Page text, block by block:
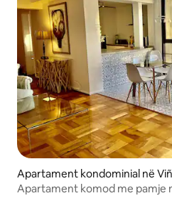
Apartament komod me pamje